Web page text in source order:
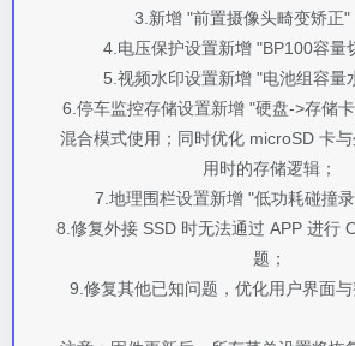
3.新增 "前置摄像头畸变矫正"
4.电压保护设置新增 "BP100容量
5.视频水印设置新增 "电池组容量
6.停车监控存储设置新增 "硬盘->存储
混合模式使用；同时优化 microSD 卡
用时的存储逻辑；
7.地理围栏设置新增 "低功耗碰撞录
8.修复外接 SSD 时无法通过 APP 进行
题；
9.修复其他已知问题，优化用户界面与